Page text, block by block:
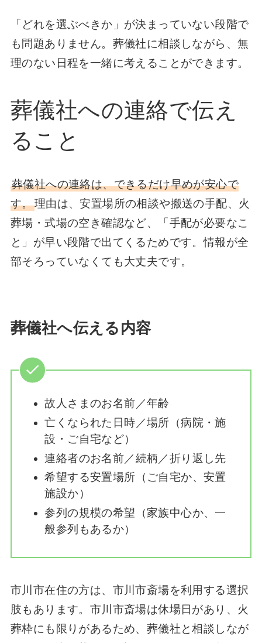
「どれを選ぶべきか」が決まっていない段階で
も問題ありません。葬儀社に相談しながら、無
理のない日程を一緒に考えることができます。
葬儀社への連絡で伝え
ること
葬儀社への連絡は、できるだけ早めが安心で
す。理由は、安置場所の相談や搬送の手配、火
葬場・式場の空き確認など、「手配が必要なこ
と」が早い段階で出てくるためです。情報が全
部そろっていなくても大丈夫です。
葬儀社へ伝える内容
故人さまのお名前／年齢
亡くなられた日時／場所（病院・施
設・ご自宅など）
連絡者のお名前／続柄／折り返し先
希望する安置場所（ご自宅か、安置
施設か）
参列の規模の希望（家族中心か、一
般参列もあるか）
市川市在住の方は、市川市斎場を利用する選択
肢もあります。市川市斎場は休場日があり、火
葬枠にも限りがあるため、葬儀社と相談しなが